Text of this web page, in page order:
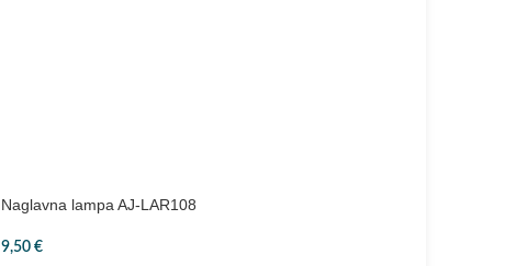
Naglavna lampa AJ-LAR108
9,50 €